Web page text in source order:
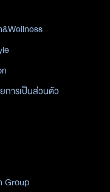
การเป็นส่วนตัว
Group